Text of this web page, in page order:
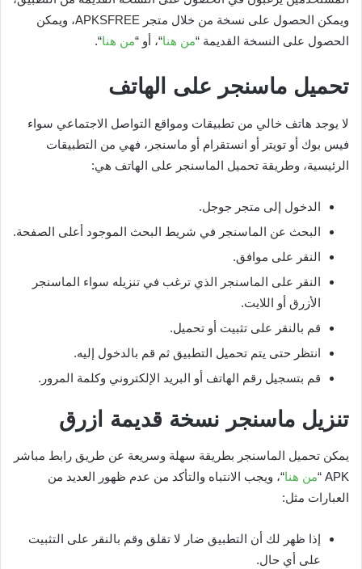
ويمكن الحصول على نسخة من خلال متجر APKSFREE، ويمكن
الحصول على النسخة القديمة “من هنا“، أو “من هنا“.
تحميل ماسنجر على الهاتف
لا يوجد هاتف خالي من تطبيقات ومواقع التواصل الاجتماعي سواء
فيس بوك أو تويتر أو انستقرام أو ماسنجر، فهي من التطبيقات
الرئيسية، وطريقة تحميل الماسنجر على الهاتف هي:
الدخول إلى متجر جوجل.
البحث عن الماسنجر في شريط البحث الموجود أعلى الصفحة.
النقر على موافق.
النقر على الماسنجر الذي ترغب في تنزيله سواء الماسنجر
الأزرق أو اللايت.
قم بالنقر على تثبيت أو تحميل.
انتظر حتى يتم تحميل التطبيق ثم قم بالدخول إليه.
قم بتسجيل رقم الهاتف أو البريد الإلكتروني وكلمة المرور.
تنزيل ماسنجر نسخة قديمة ازرق
يمكن تحميل الماسنجر بطريقة سهلة وسريعة عن طريق رابط مباشر
APK “ من هنا“، ويجب الانتباه والتأكد من عدم ظهور العديد من
العبارات مثل:
إذا ظهر لك أن التطبيق ضار لا تقلق وقم بالنقر على التثبيت
على أي حال.